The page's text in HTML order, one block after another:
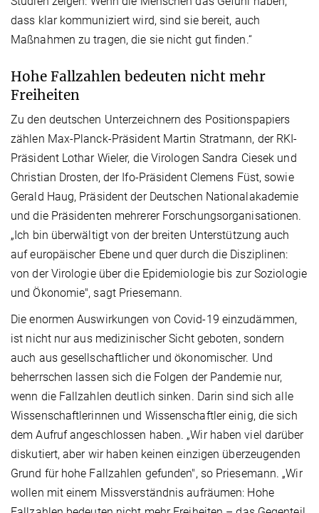
dass klar kommuniziert wird, sind sie bereit, auch
Maßnahmen zu tragen, die sie nicht gut finden.“
Hohe Fallzahlen bedeuten nicht mehr
Freiheiten
Zu den deutschen Unterzeichnern des Positionspapiers
zählen Max-Planck-Präsident Martin Stratmann, der RKI-
Präsident Lothar Wieler, die Virologen Sandra Ciesek und
Christian Drosten, der Ifo-Präsident Clemens Füst, sowie
Gerald Haug, Präsident der Deutschen Nationalakademie
und die Präsidenten mehrerer Forschungsorganisationen.
„Ich bin überwältigt von der breiten Unterstützung auch
auf europäischer Ebene und quer durch die Disziplinen:
von der Virologie über die Epidemiologie bis zur Soziologie
und Ökonomie", sagt Priesemann.
Die enormen Auswirkungen von Covid-19 einzudämmen,
ist nicht nur aus medizinischer Sicht geboten, sondern
auch aus gesellschaftlicher und ökonomischer. Und
beherrschen lassen sich die Folgen der Pandemie nur,
wenn die Fallzahlen deutlich sinken. Darin sind sich alle
Wissenschaftlerinnen und Wissenschaftler einig, die sich
dem Aufruf angeschlossen haben. „Wir haben viel darüber
diskutiert, aber wir haben keinen einzigen überzeugenden
Grund für hohe Fallzahlen gefunden", so Priesemann. „Wir
wollen mit einem Missverständnis aufräumen: Hohe